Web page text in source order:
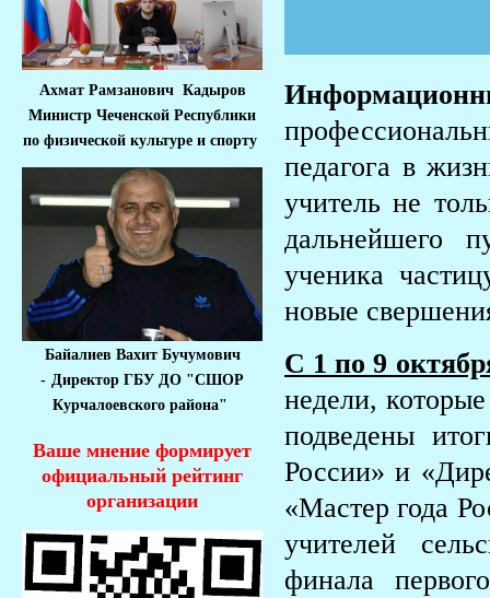
Ахмат Рамзанович Кадыров
Министр Чеченской Республики
по физической культуре и спорту
Байалиев Вахит Бучумович
- Директор ГБУ ДО "СШОР
Курчалоевского района"
Ваше мнение формирует
официальный рейтинг
организации
педагога в
учитель не
дальнейшего
ученика
новые
С 1 по 9
недели,
подведены
России» и
«Мастер года
учителей
финала